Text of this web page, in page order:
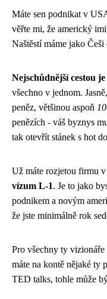
Máte sen podnikat v
věřte mi, že americký
Naštěstí máme jako
Nejschůdnější cestou
všechno v jednom.
peněz, většinou aspoň
penězích - váš byznys
tak otevřít stánek s hot
Už máte rozjetou firmu
vízum L-1. Je to jako
podnikem a novým
že jste minimálně rok
Pro všechny ty
máte na kontě nějaké ty
TED talks, tohle může